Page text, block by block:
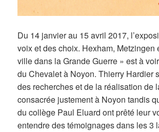
Du 14 janvier au 15 avril 2017,
voix et des choix. Hexham, Metzingen
ville dans la Grande Guerre » est à
du Chevalet à Noyon. Thierry Hardier
des recherches et de la réalisation de
consacrée justement à Noyon tandis
du collège Paul Eluard ont prêté leur
entendre des témoignages dans les 3